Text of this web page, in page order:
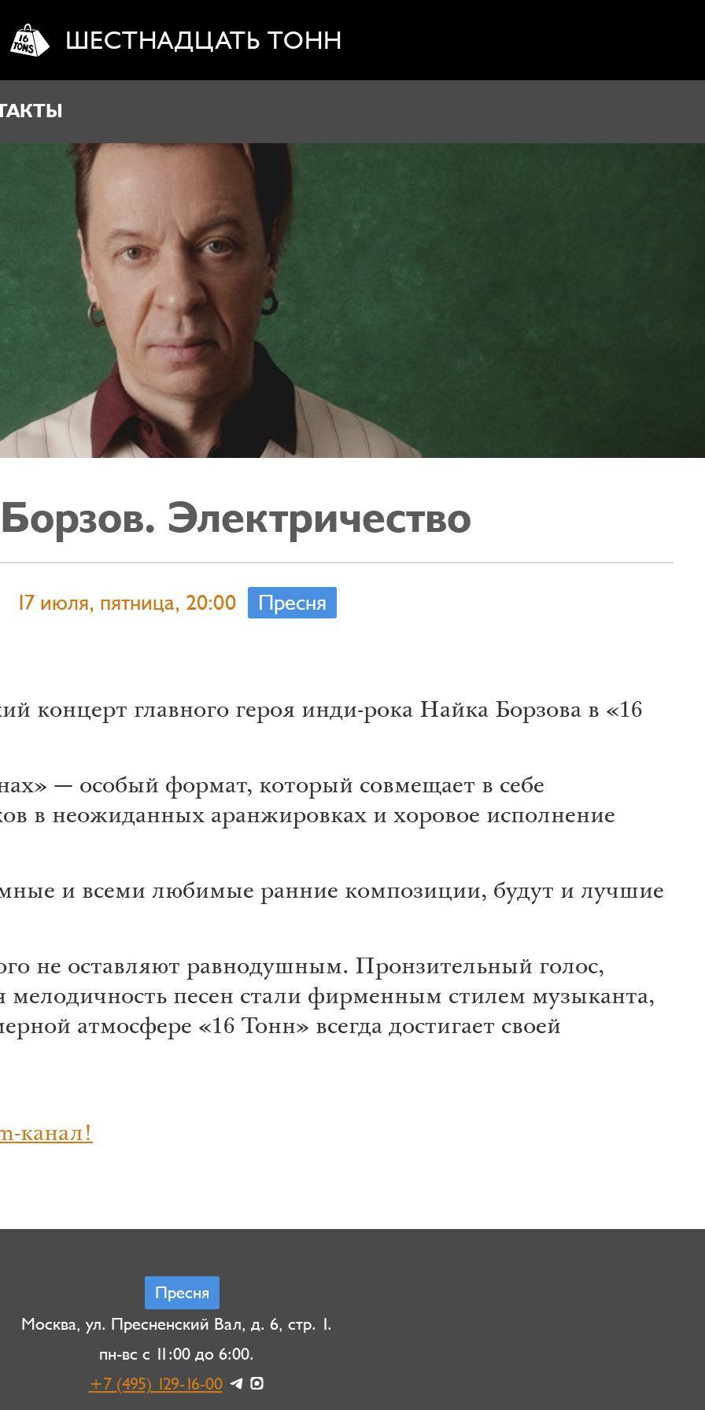
ШЕСТНАДЦАТЬ ТОНН
Электричество
17 июля, пятница, 20:00 Пресня
концерт главного героя инди-рока Найка Борзова в «16
— особый формат, который совмещает в себе
в неожиданных аранжировках и хоровое исполнение
и всеми любимые ранние композиции, будут и лучшие
не оставляют равнодушным. Пронзительный голос,
мелодичность песен стали фирменным стилем музыканта,
атмосфере «16 Тонн» всегда достигает своей
канал!
Пресня
Москва, ул. Пресненский Вал, д. 6, стр. 1.
пн-вс с 11:00 до 6:00.
+7 (495) 129-16-00